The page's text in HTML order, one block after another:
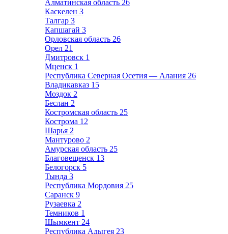
Алматинская область 26
Каскелен 3
Талгар 3
Капшагай 3
Орловская область 26
Орел 21
Дмитровск 1
Мценск 1
Республика Северная Осетия — Алания 26
Владикавказ 15
Моздок 2
Беслан 2
Костромская область 25
Кострома 12
Шарья 2
Мантурово 2
Амурская область 25
Благовещенск 13
Белогорск 5
Тында 3
Республика Мордовия 25
Саранск 9
Рузаевка 2
Темников 1
Шымкент 24
Республика Адыгея 23